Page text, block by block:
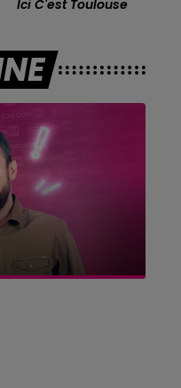
Ici C'est Toulouse
FM